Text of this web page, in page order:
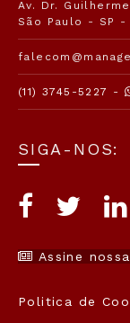
Av. Dr.
São Paulo - SP -
(11) 3745-5227 -
SIGA-NOS:
Assine
Politica de